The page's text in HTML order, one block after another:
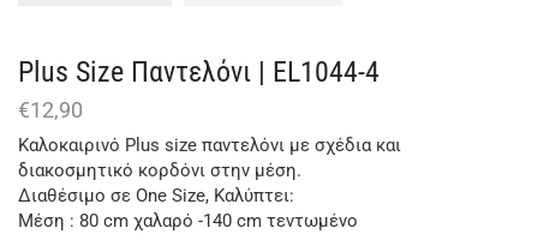
Plus Size Παντελόνι | EL1044-4
€12,90
Kαλοκαιρινό Plus size παντελόνι με σχέδια και
διακοσμητικό κορδόνι στην μέση.
Διαθέσιμο σε One Size, Καλύπτει:
Μέση : 80 cm χαλαρό -140 cm τεντωμένο